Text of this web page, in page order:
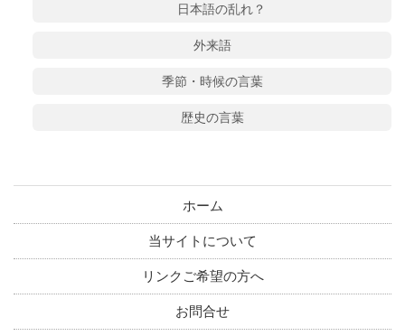
日本語の乱れ？
外来語
季節・時候の言葉
歴史の言葉
ホーム
当サイトについて
リンクご希望の方へ
お問合せ